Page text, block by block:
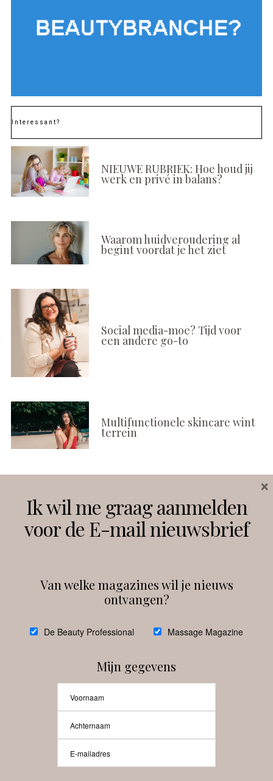
Interessant?
NIEUWE RUBRIEK: Hoe houd jij
werk en privé in balans?
Waarom huidveroudering al
begint voordat je het ziet
Social media-moe? Tijd voor
een andere go-to
Multifunctionele skincare wint
terrein
Instagram Facebook
debeautyprofessional
Beauty-Pro.nl
Ik wil me graag aanmelden
voor de E-mail nieuwsbrief
Van welke magazines wil je nieuws
ontvangen?
De Beauty Professional Massage Magazine
Mijn gegevens
×